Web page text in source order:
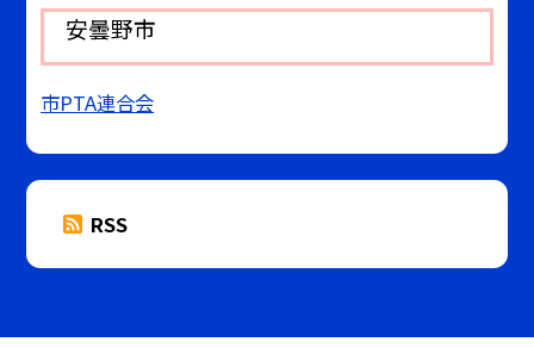
安曇野市
市PTA連合会
RSS